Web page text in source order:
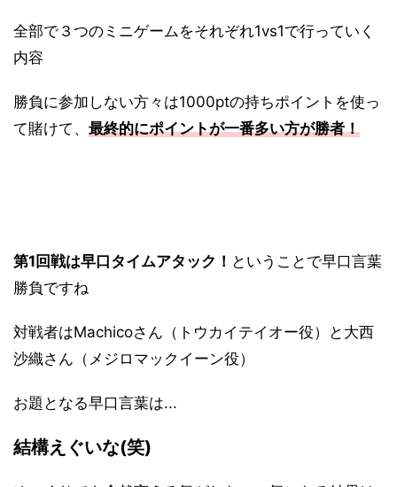
全部で３つのミニゲームをそれぞれ1vs1で行っていく
内容
勝負に参加しない方々は1000ptの持ちポイントを使っ
て賭けて、 最終的にポイントが一番多い方が勝者！
第1回戦は早口タイムアタック！ ということで早口言葉
勝負ですね
対戦者はMachicoさん（トウカイテイオー役）と大西
沙織さん（メジロマックイーン役）
お題となる早口言葉は...
結構えぐいな(笑)